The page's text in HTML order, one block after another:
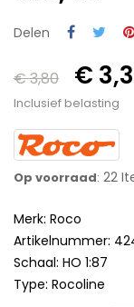
Delen
€ 3,80 €
Inclusief belasting
Op voorraad: 22
Merk: Roco
Artikelnummer:
Schaal: HO 1:87
Type: Rocoline